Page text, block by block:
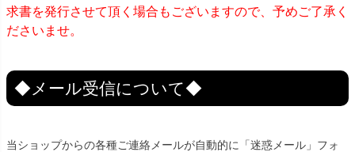
求書を発行させて頂く場合もございますので、予めご了承く
ださいませ。
◆メール受信について◆
当ショップからの各種ご連絡メールが自動的に「迷惑メール」フォ